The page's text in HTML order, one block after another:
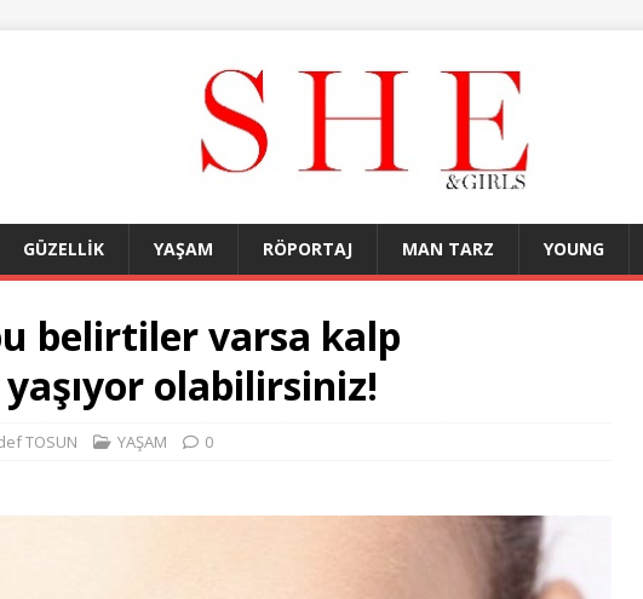
GÜZELLİK YAŞAM RÖPORTAJ MAN TARZ YOUNG
belirtiler varsa kalp
yaşıyor olabilirsiniz!
TOSUN YAŞAM 0